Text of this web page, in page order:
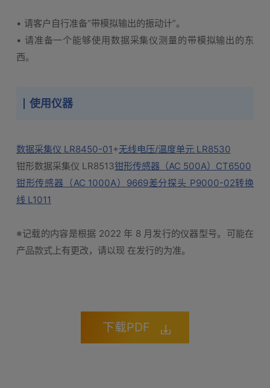
• 请客户自行准备“带模拟输出的振动计”。
• 请准备一个能够使用数据采集仪测量的带模拟输出的东
西。
使用仪器
数据采集仪 LR8450-01+无线电压/温度单元 LR8530
钳形数据采集仪 LR8513钳形传感器（AC 500A）CT6500
钳形传感器（AC 1000A）9669差分探头 P9000-02转换
线 L1011
※记载的内容是根据 2022 年 8 月发行的仪器型号。可能在
产品款式上有更改，请以现 在发行的为准。
下载PDF